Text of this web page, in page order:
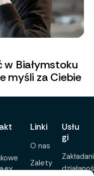
w Białymstoku
myśli za Ciebie
Linki
O nas
Zalety
Usłu
gi